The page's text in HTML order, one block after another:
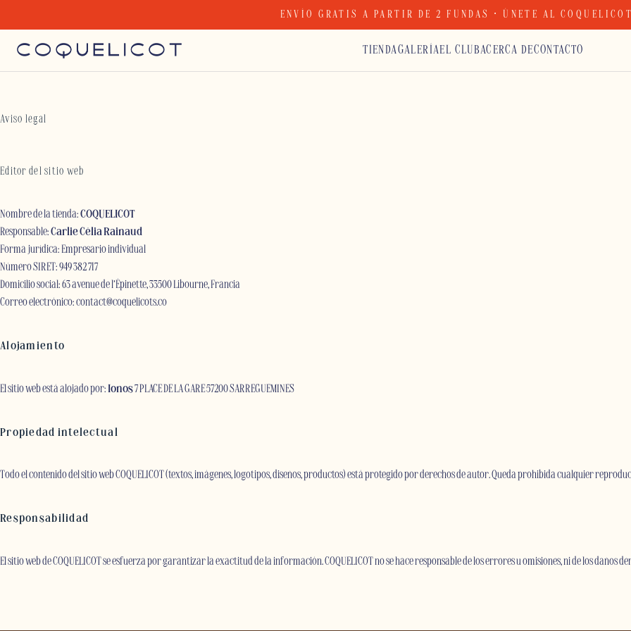
content
ENVÍO GRATIS A PARTIR DE 2 FUNDAS · ÚNETE AL
TIENDAGALERÍAEL CLUBACERCA DECONTACTO
Aviso legal
Editor del sitio web
Nombre de la tienda:COQUELICOT
Responsable:Carlie Célia Rainaud
Forma jurídica: Empresario individual
Número SIRET: 949 382 717
Domicilio social: 63 avenue de l’Épinette, 33500 Libourne, Francia
Correo electrónico:contact@coquelicots.co
Alojamiento
El sitio web está alojado por:Ionos7 PLACE DE LA GARE 57200 SARREGUEMINES
Propiedad intelectual
Todo el contenido del sitio web COQUELICOT (textos, imágenes, logotipos, diseños, productos) está protegido por derechos de autor. Queda prohibida cualquier
Responsabilidad
El sitio web de COQUELICOT se esfuerza por garantizar la exactitud de la información. COQUELICOT no se hace responsable de los errores u omisiones, ni de los daños